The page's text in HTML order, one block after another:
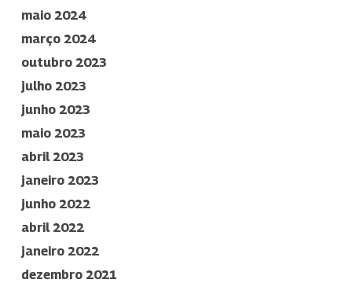
maio 2024
março 2024
outubro 2023
julho 2023
junho 2023
maio 2023
abril 2023
janeiro 2023
junho 2022
abril 2022
janeiro 2022
dezembro 2021